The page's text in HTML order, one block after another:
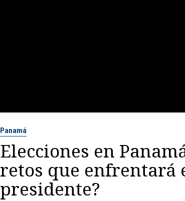
Panamá
Elecciones en
retos que enfrentará
presidente?